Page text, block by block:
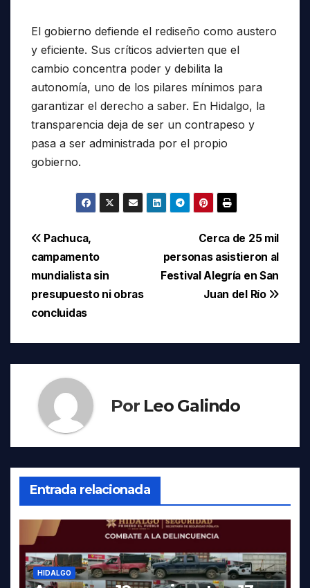
El gobierno defiende el rediseño como austero
y eficiente. Sus críticos advierten que el
cambio concentra poder y debilita la
autonomía, uno de los pilares mínimos para
garantizar el derecho a saber. En Hidalgo, la
transparencia deja de ser un contrapeso y
pasa a ser administrada por el propio
gobierno.
Navegación
de
entradas
Cerca de 25 mil
personas asistieron al
Festival Alegría en San
Juan del Río
Pachuca,
campamento
mundialista sin
presupuesto ni obras
concluidas
Por Leo Galindo
Entrada relacionada
HIDALGO